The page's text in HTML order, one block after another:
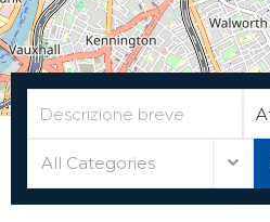
All Categories